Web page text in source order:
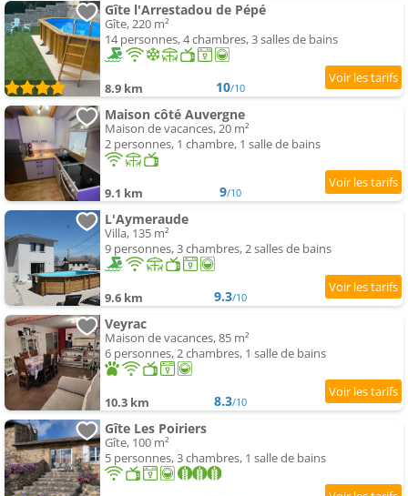
Gîte l'Arrestadou de Pépé
Gîte, 220 m²
14 personnes, 4 chambres, 3 salles de bains
8.9 km 10/10
Maison côté Auvergne
Maison de vacances, 20 m²
2 personnes, 1 chambre, 1 salle de bains
9.1 km 9/10
L'Aymeraude
Villa, 135 m²
9 personnes, 3 chambres, 2 salles de bains
9.6 km 9.3/10
Veyrac
Maison de vacances, 85 m²
6 personnes, 2 chambres, 1 salle de bains
10.3 km 8.3/10
Gîte Les Poiriers
Gîte, 100 m²
5 personnes, 3 chambres, 1 salle de bains